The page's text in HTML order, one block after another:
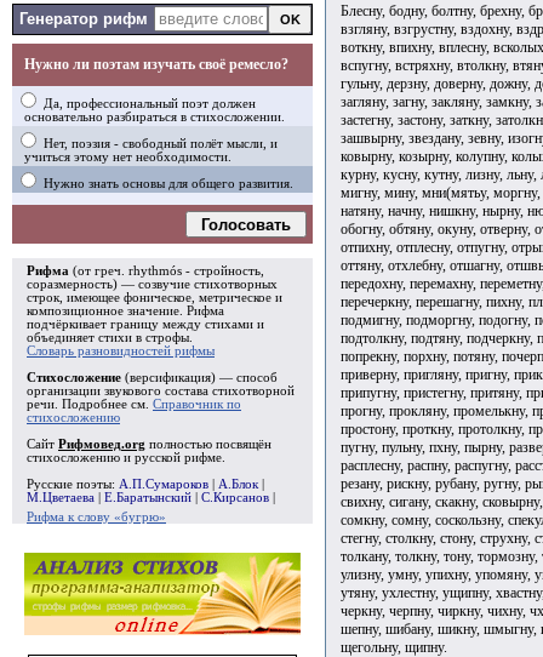
Генератор рифм
Нужно ли поэтам изучать своё ремесло?
Да, профессиональный поэт должен
основательно разбираться в стихосложении.
Нет, поэзия - свободный полёт мысли, и
учиться этому нет необходимости.
Нужно знать основы для общего развития.
Голосовать
Рифма (от греч. rhythmós - стройность,
соразмерность) — созвучие стихотворных
строк, имеющее фоническое, метрическое и
композиционное значение. Рифма
подчёркивает границу между стихами и
объединяет стихи в строфы
Словарь разновидностей рифмы
Стихосложение (версификация) — способ
организации звукового состава стихотворной
речи. Подробнее см. Справочник по
стихосложению
Сайт Рифмовед.org полностью посвящён
стихосложению и русской рифме.
Русские поэты: А.П.Сумароков А.Блок
М.Цветаева
Е.Баратынский С.Кирсанов
Рифма к слову «бугрю»
Блесну, бодну, болтну, брехну,
взгляну, взгрустну, вздохну,
воткну, впихну, вплесну,
вспугну, встряхну, втолкну,
гульну, дерзну, доверну, дожну,
загляну, загну, закляну, замкну,
застегну, застону, заткну,
зашвырну, звездану, зевну,
ковырну, козырну, колупну,
курну, кусну, кутну, лизну,
мигну, мину, мни(мятьу, моргну,
натяну, начну, нишкну, нырну,
обогну, обтяну, окуну, отверну,
отпихну, отплесну, отпугну,
оттяну, отхлебну, отшагну,
передохну, перемахну,
перечеркну, перешагну, пихну,
подмигну, подморгну, подогну,
подтолкну, подтяну,
попрекну, порхну, потяну,
приверну, пригляну, пригну,
припугну, пристегну, притяну,
прогну, прокляну, промелькну,
простону, проткну, протолкну,
пугну, пульну, пхну, пырну,
расплесну, распну, распугну,
резану, рискну, рубану, ругну,
свихну, сигану, скакну,
сомкну, сомну, соскользну,
стегну, столкну, стону, струхну,
толкану, толкну, тону,
улизну, умну, упихну, упомяну,
утяну, ухлестну, ущипну,
черкну, черпну, чиркну, чихну,
шепну, шибану, шикну, шмыгну,
щегольну, щипну.